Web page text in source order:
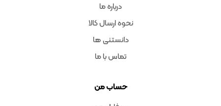
درباره ما
نحوه ارسال کالا
دانستنی ها
تماس با ما
حساب من